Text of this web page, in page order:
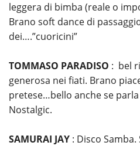
leggera di bimba (reale o
Brano soft dance di
dei….”cuoricini”
TOMMASO PARADISO : bel
generosa nei fiati. Brano
pretese…bello anche se
Nostalgic.
SAMURAI JAY : Disco Samba.